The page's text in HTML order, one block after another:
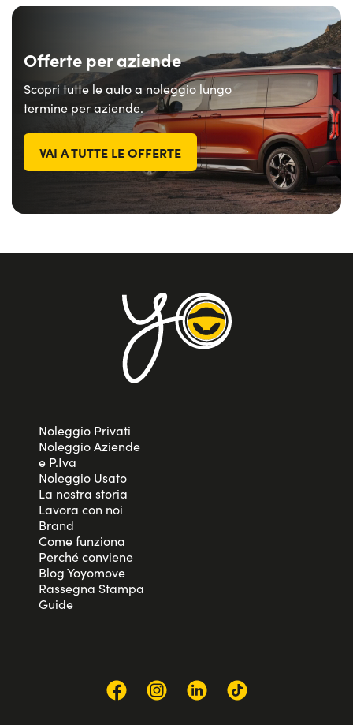
Offerte per aziende
Scopri tutte le auto a noleggio lungo
termine per aziende.
VAI A TUTTE LE OFFERTE
Noleggio Privati
Noleggio Aziende
e P.Iva
Noleggio Usato
La nostra storia
Lavora con noi
Brand
Come funziona
Perché conviene
Blog Yoyomove
Rassegna Stampa
Guide